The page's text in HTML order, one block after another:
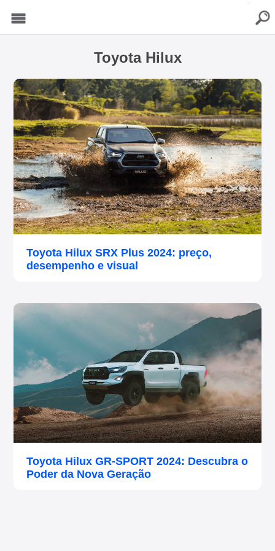
Toyota Hilux
Toyota Hilux SRX Plus 2024: preço,
desempenho e visual
Toyota Hilux GR-SPORT 2024: Descubra o
Poder da Nova Geração